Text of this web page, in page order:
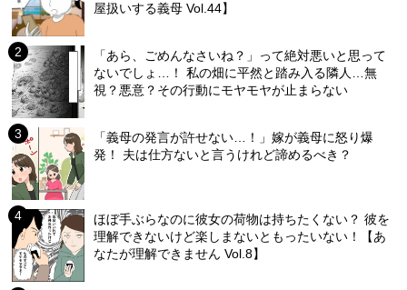
屋扱いする義母 Vol.44】
「あら、ごめんなさいね？」って絶対悪いと思って
ないでしょ…！ 私の畑に平然と踏み入る隣人…無
視？悪意？その行動にモヤモヤが止まらない
「義母の発言が許せない…！」嫁が義母に怒り爆
発！ 夫は仕方ないと言うけれど諦めるべき？
ほぼ手ぶらなのに彼女の荷物は持ちたくない？ 彼を
理解できないけど楽しまないともったいない！【あ
なたが理解できません Vol.8】